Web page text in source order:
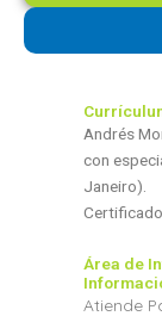
Andrés
con
Janeiro).
Área de
Atiende